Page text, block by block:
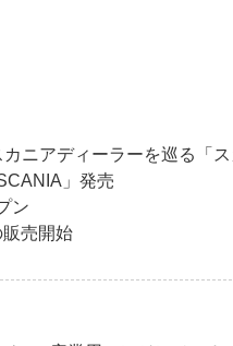
ニアディーラーを巡る「
」発売
ン
売開始